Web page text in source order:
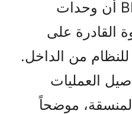
أكد تقرير قناة BFMTV أن وحدات
القادرة على
من الداخل.
العمليات
المنسقة، موضحاً